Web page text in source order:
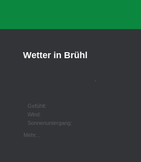
Wetter in Brühl
,
Gefühlt:
Wind:
Sonnenuntergang:
Mehr...